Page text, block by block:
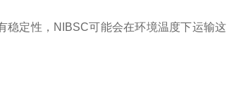
定性，NIBSC可能会在环境温度下运输这